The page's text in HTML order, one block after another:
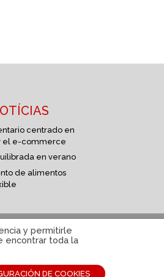
centrado en
el e-commerce
en verano
de alimentos
y permitirle
encontrar toda la
DE COOKIES